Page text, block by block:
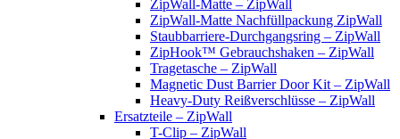
ZipWall-Matte – ZipWall
ZipWall-Matte Nachfüllpackung ZipWall
Staubbarriere-Durchgangsring – ZipWall
ZipHook™ Gebrauchshaken – ZipWall
Tragetasche – ZipWall
Magnetic Dust Barrier Door Kit – ZipWall
Heavy-Duty Reißverschlüsse – ZipWall
Ersatzteile – ZipWall
T-Clip – ZipWall